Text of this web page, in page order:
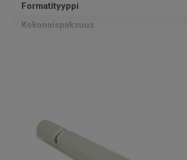
Formatityyppi
Kokonaispaksuus
Asennusmenetelmä
SAP-tuotenumero